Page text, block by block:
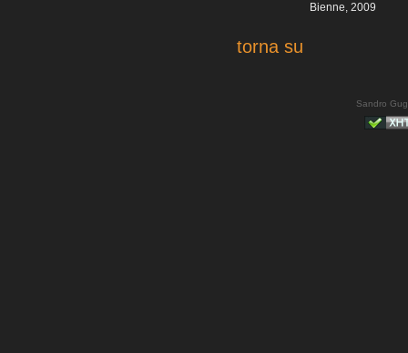
Bienne, 2009
torna su
Sandro